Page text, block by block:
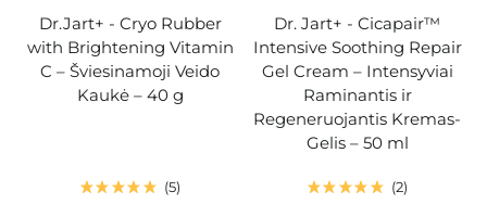
Dr.Jart+ - Cryo Rubber
with Brightening Vitamin
C – Šviesinamoji Veido
Kaukė – 40 g
5
Dr. Jart+ - Cicapair™
Intensive Soothing Repair
Gel Cream – Intensyviai
Raminantis ir
Regeneruojantis Kremas-
Gelis – 50 ml
2